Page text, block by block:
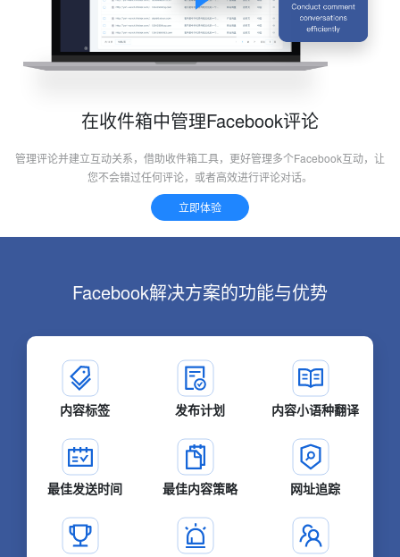
在收件箱中管理Facebook评论
管理评论并建立互动关系，借助收件箱工具，更好管理多个Facebook互动，让
您不会错过任何评论，或者高效进行评论对话。
立即体验
Facebook解决方案的功能与优势
内容标签 发布计划 内容小语种翻译
最佳发送时间 最佳内容策略 网址追踪